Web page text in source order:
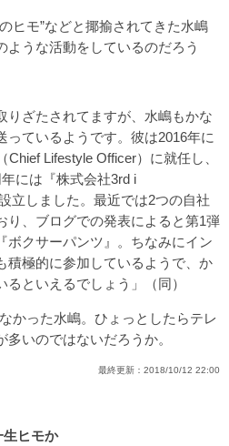
ヒモ”などと揶揄されてきた水嶋
ような活動をしているのだろう
りざたされてますが、水嶋もかな
っているようです。彼は2016年に
Chief Lifestyle Officer）に就任し、
には『株式会社3rd i
立しました。最近では2つの自社
り、ブログでの発表によると第1弾
ボクサーパンツ』。ちなみにイン
積極的に参加しているようで、か
といえるでしょう」（同）
かった水嶋。ひょっとしたらテレ
いのではないだろうか。
最終更新： 2018/10/12 22:00
生ヒモか